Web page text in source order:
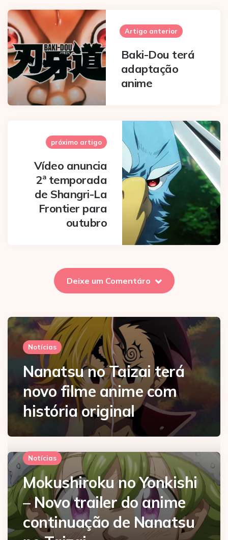
Post
navigation
Artigo anterior
Baki-Dou terá
adaptação
anime
próximo artigo
Vídeo anuncia
2ª temporada
de Shangri-La
Frontier para
outubro
Deixe um Comentáro
Notícias
Nanatsu no Taizai terá
novo filme anime com
história original
Notícias
Mokushiroku no Yonkishi
– Novo trailer do anime
continuação de Nanatsu